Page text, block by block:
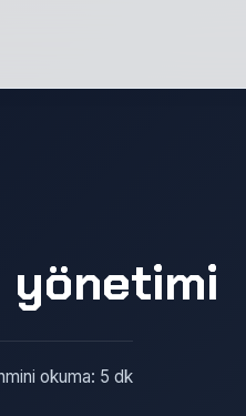
yönetimi
okuma: 5 dk